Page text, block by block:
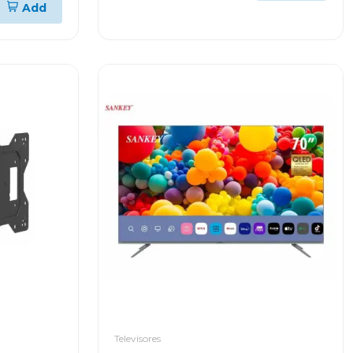
Add
Televisores